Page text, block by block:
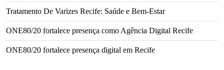
Tratamento De Varizes Recife: Saúde e Bem-Estar
ONE80/20 fortalece presença como Agência Digital Recife
ONE80/20 fortalece presença digital em Recife